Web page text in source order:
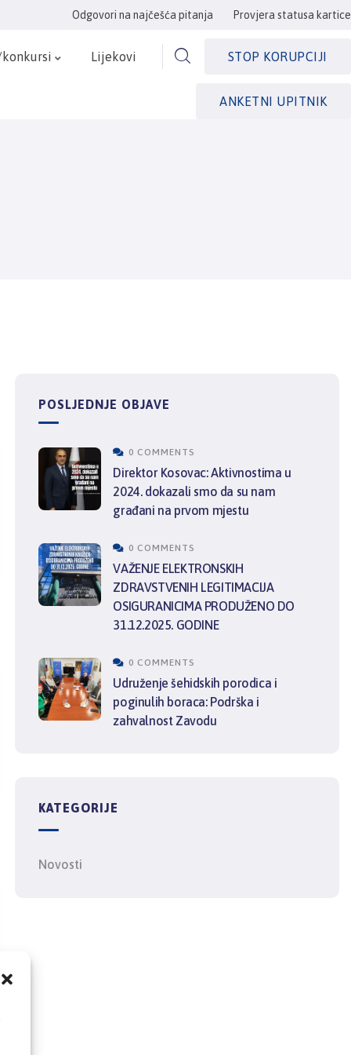
Odgovori na najčešća pitanja Provjera statusa kartice
Lijekovi STOP KORUPCIJI
ANKETNI UPITNIK
POSLJEDNJE OBJAVE
0 COMMENTS
Direktor Kosovac: Aktivnostima u
2024. dokazali smo da su nam
građani na prvom mjestu
0 COMMENTS
VAŽENJE ELEKTRONSKIH
ZDRAVSTVENIH LEGITIMACIJA
OSIGURANICIMA PRODUŽENO DO
31.12.2025. GODINE
0 COMMENTS
Udruženje šehidskih porodica i
poginulih boraca: Podrška i
zahvalnost Zavodu
KATEGORIJE
Novosti